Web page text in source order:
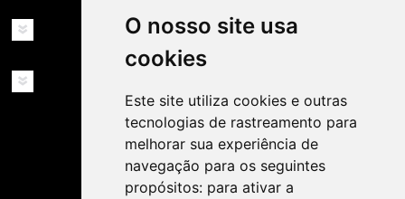
O nosso site usa
cookies
Este site utiliza cookies e outras
tecnologias de rastreamento para
melhorar sua experiência de
navegação para os seguintes
propósitos: para ativar a
MINHA CONTA